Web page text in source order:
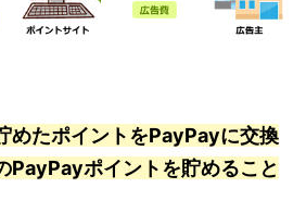
めたポイントをPayPayに交換
PayPayポイントを貯めること